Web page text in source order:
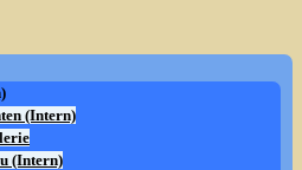
(Intern)
(Intern)